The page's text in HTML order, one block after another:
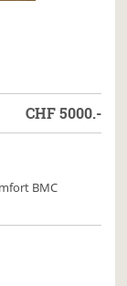
CHF5000.-
BMC